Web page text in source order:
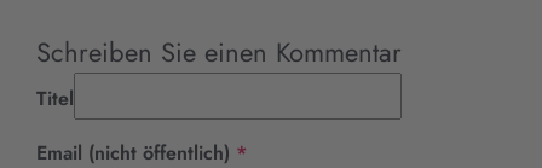
Schreiben Sie einen Kommentar
Titel
Email (nicht öffentlich) *